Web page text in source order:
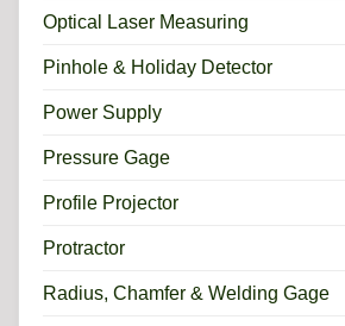
Optical Laser Measuring
Pinhole & Holiday Detector
Power Supply
Pressure Gage
Profile Projector
Protractor
Radius, Chamfer & Welding Gage